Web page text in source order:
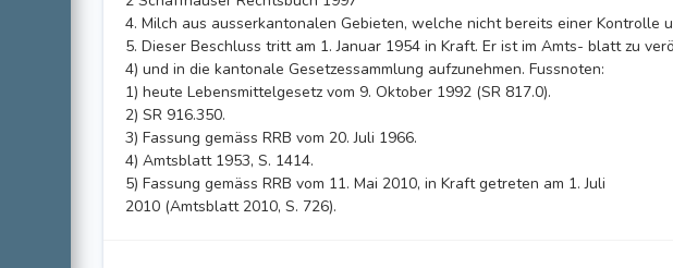
4. Milch aus ausserkantonalen Gebieten, welche nicht bereits einer
5. Dieser Beschluss tritt am 1. Januar 1954 in Kraft. Er ist im Amts- blatt zu
4) und in die kantonale Gesetzessammlung aufzunehmen. Fussnoten:
1) heute Lebensmittelgesetz vom 9. Oktober 1992 (SR 817.0).
2) SR 916.350.
3) Fassung gemäss RRB vom 20. Juli 1966.
4) Amtsblatt 1953, S. 1414.
5) Fassung gemäss RRB vom 11. Mai 2010, in Kraft getreten am 1. Juli
2010 (Amtsblatt 2010, S. 726).